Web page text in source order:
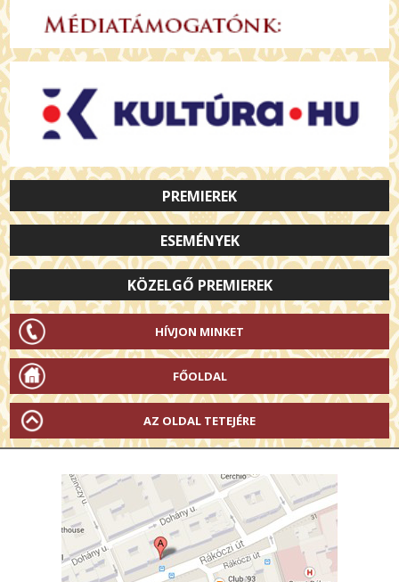
PREMIEREK
ESEMÉNYEK
KÖZELGŐ PREMIEREK
HÍVJON MINKET
FŐOLDAL
AZ OLDAL TETEJÉRE